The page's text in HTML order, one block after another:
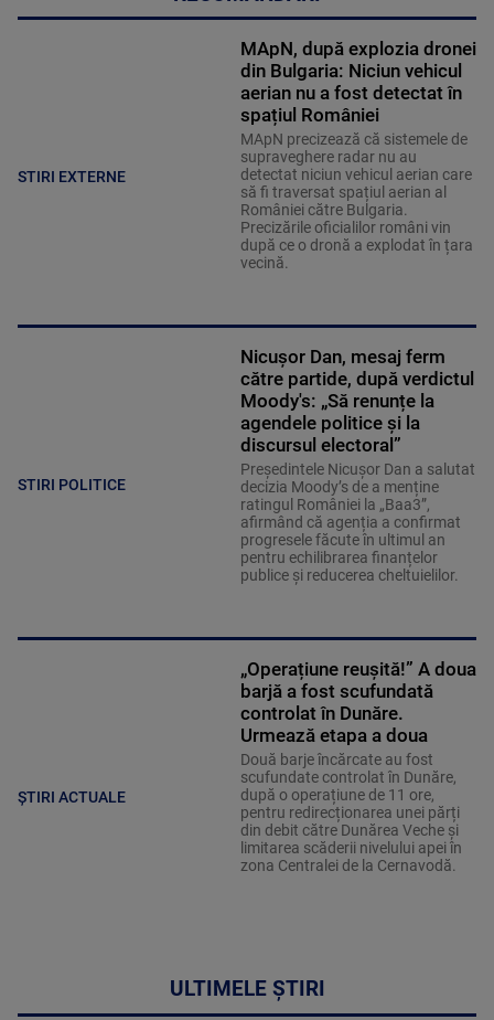
STIRI EXTERNE
MApN, după explozia dronei
din Bulgaria: Niciun vehicul
aerian nu a fost detectat în
spațiul României
MApN precizează că sistemele de
supraveghere radar nu au
detectat niciun vehicul aerian care
să fi traversat spațiul aerian al
României către Bulgaria.
Precizările oficialilor români vin
după ce o dronă a explodat în țara
vecină.
STIRI POLITICE
Nicușor Dan, mesaj ferm
către partide, după verdictul
Moody's: „Să renunțe la
agendele politice şi la
discursul electoral”
Președintele Nicușor Dan a salutat
decizia Moody’s de a menține
ratingul României la „Baa3”,
afirmând că agenția a confirmat
progresele făcute în ultimul an
pentru echilibrarea finanțelor
publice și reducerea cheltuielilor.
ȘTIRI ACTUALE
„Operațiune reușită!” A doua
barjă a fost scufundată
controlat în Dunăre.
Urmează etapa a doua
Două barje încărcate au fost
scufundate controlat în Dunăre,
după o operațiune de 11 ore,
pentru redirecționarea unei părți
din debit către Dunărea Veche și
limitarea scăderii nivelului apei în
zona Centralei de la Cernavodă.
ULTIMELE ȘTIRI